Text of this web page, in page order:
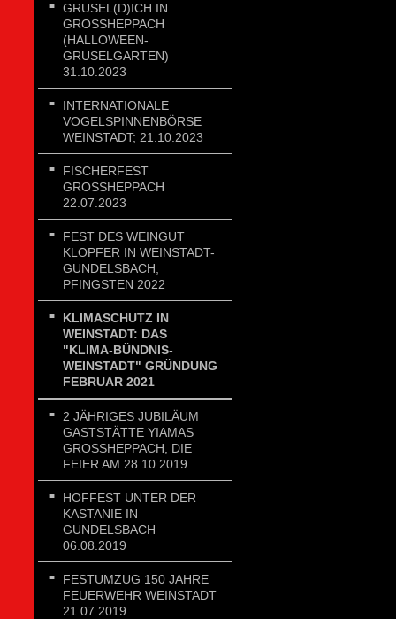
GRUSEL(D)ICH IN
GROSSHEPPACH (
HALLOWEEN-G
RUSELGARTEN) 3
1.10.2023
INTERNATIONALE
VOGELSPINNENBÖRSE
WEINSTADT; 21.10.2023
FISCHERFEST
GROSSHEPPACH 2
2.07.2023
FEST DES WEINGUT
KLOPFER IN WEINSTADT-
GUNDELSBACH,
PFINGSTEN 2022
KLIMASCHUTZ IN
WEINSTADT: DAS
"KLIMA-BÜNDNIS-
WEINSTADT" GRÜNDUNG
FEBRUAR 2021
2 JÄHRIGES JUBILÄUM
GASTSTÄTTE YIAMAS
GROSSHEPPACH, DIE F
EIER AM 28.10.2019
HOFFEST UNTER DER
KASTANIE IN
GUNDELSBACH
06.08.2019
FESTUMZUG 150 JAHRE
FEUERWEHR WEINSTADT
21.07.2019